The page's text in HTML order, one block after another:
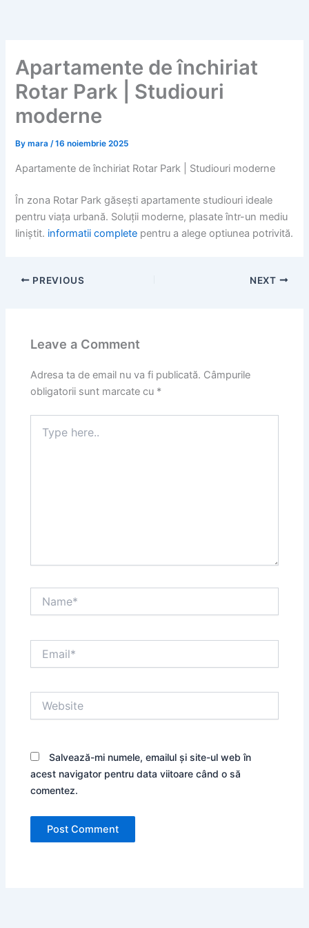
Apartamente de închiriat
Rotar Park | Studiouri
moderne
Bymara/16 noiembrie 2025
Apartamente de închiriat Rotar Park | Studiouri moderne
În zona Rotar Park găsești apartamente studiouri ideale
pentru viața urbană. Soluții moderne, plasate într-un mediu
liniștit. informatii complete pentru a alege optiunea potrivită.
PREVIOUS NEXT
Leave a Comment
Adresa ta de email nu va fi publicată. Câmpurile
obligatorii sunt marcate cu *
here..
Salvează-mi numele, emailul și site-ul web în
acest navigator pentru data viitoare când o să
comentez.